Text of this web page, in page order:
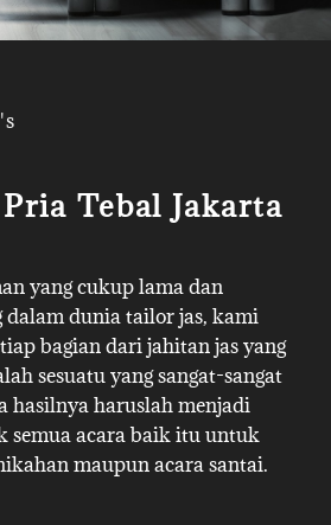
Tebal Jakarta
yang cukup lama dan
dalam dunia tailor jas, kami
bagian dari jahitan jas yang
sesuatu yang sangat-sangat
hasilnya haruslah menjadi
semua acara baik itu untuk
maupun acara santai.